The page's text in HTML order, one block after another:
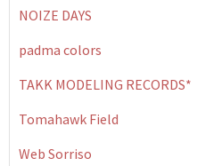
NOIZE DAYS
padma colors
TAKK MODELING RECORDS*
Tomahawk Field
Web Sorriso